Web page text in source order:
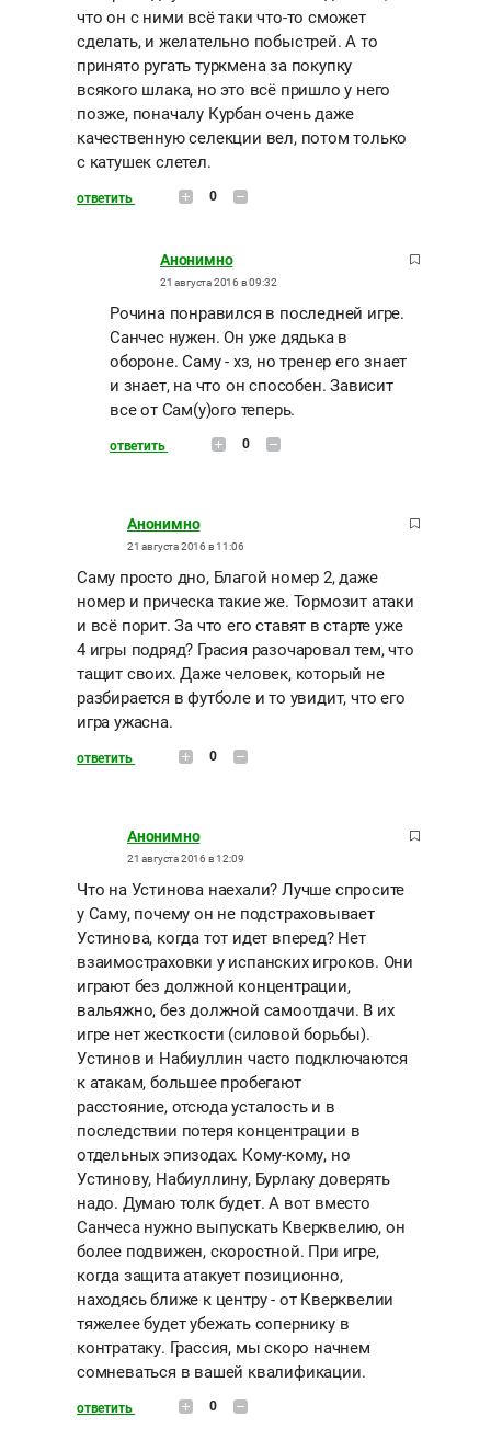
что он с ними всё таки что-то сможет
сделать, и желательно побыстрей. А то
принято ругать туркмена за покупку
всякого шлака, но это всё пришло у него
позже, поначалу Курбан очень даже
качественную селекции вел, потом только
с катушек слетел.
ответить 0
Анонимно
21 августа 2016 в 09:32
Рочина понравился в последней игре.
Санчес нужен. Он уже дядька в
обороне. Саму - хз, но тренер его знает
и знает, на что он способен. Зависит
все от Сам(у)ого теперь.
ответить 0
Анонимно
21 августа 2016 в 11:06
Саму просто дно, Благой номер 2, даже
номер и прическа такие же. Тормозит атаки
и всё порит. За что его ставят в старте уже
4 игры подряд? Грасия разочаровал тем, что
тащит своих. Даже человек, который не
разбирается в футболе и то увидит, что его
игра ужасна.
ответить 0
Анонимно
21 августа 2016 в 12:09
Что на Устинова наехали? Лучше спросите
у Саму, почему он не подстраховывает
Устинова, когда тот идет вперед? Нет
взаимостраховки у испанских игроков. Они
играют без должной концентрации,
вальяжно, без должной самоотдачи. В их
игре нет жесткости (силовой борьбы).
Устинов и Набиуллин часто подключаются
к атакам, большее пробегают
расстояние, отсюда усталость и в
последствии потеря концентрации в
отдельных эпизодах. Кому-кому, но
Устинову, Набиуллину, Бурлаку доверять
надо. Думаю толк будет. А вот вместо
Санчеса нужно выпускать Кверквелию, он
более подвижен, скоростной. При игре,
когда защита атакует позиционно,
находясь ближе к центру - от Кверквелии
тяжелее будет убежать сопернику в
контратаку. Грассия, мы скоро начнем
сомневаться в вашей квалификации.
ответить 0